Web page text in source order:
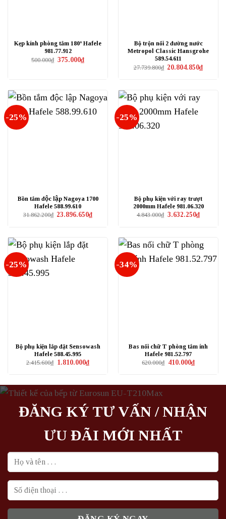
Kẹp kính phòng tắm 180º Hafele
981.77.912
500.000₫ Giá
375.000₫Giá
hiện
Bộ trộn nổi 2 đường nước
Metropol Classic Hansgrohe
589.54.611
27.739.800₫ Giá
20.804.850₫Giá
hiện
-25%
Bồn tắm độc lập Nagoya 1700
Hafele 588.99.610
31.862.200₫ Giá
23.896.650₫Giá
hiện
23.896.650₫.
-25%
Bộ phụ kiện với ray trượt
2000mm Hafele 981.06.320
4.843.000₫ Giá
3.632.250₫Giá
hiện
-25%
Bộ phụ kiện lắp đặt Sensowash
Hafele 588.45.995
2.415.600₫ Giá
1.810.000₫Giá
hiện
1.810.000₫.
-34%
Bas nối chữ T phòng tắm ính
Hafele 981.52.797
620.000₫ Giá
410.000₫Giá
hiện
410.000₫.
ĐĂNG KÝ TƯ VẤN / NHẬN
ƯU ĐÃI MỚI NHẤT